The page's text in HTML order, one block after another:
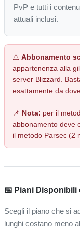
PvP e tutti i
attuali inclusi.
⚠️ Abbonamento
appartenenza alla
server Blizzard.
esattamente da
📌 Nota: per il
abbonamento deve
il metodo Parsec (2
📅 Piani Disponibili
Scegli il piano che si
lunghi costano meno